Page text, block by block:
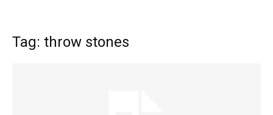
Tag: throw stones